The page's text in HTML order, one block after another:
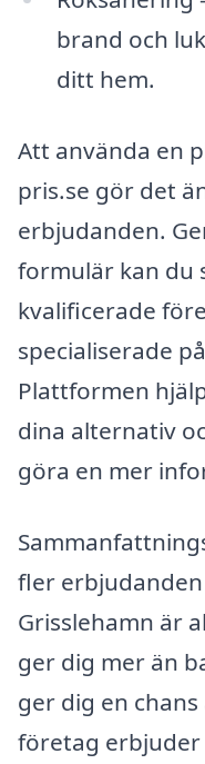
brand och
ditt hem.
Att använda en
pris.se gör det
erbjudanden.
formulär kan du
kvalificerade
specialiserade
Plattformen
dina alternativ
göra en mer
fler
Grisslehamn är
ger dig mer än
ger dig en
företag erbjuder